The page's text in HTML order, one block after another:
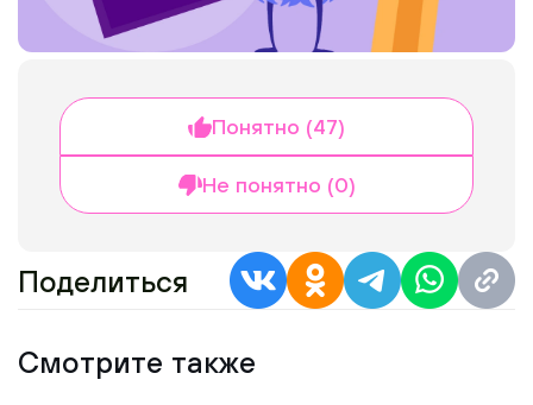
Понятно (47)
Не понятно (0)
Поделиться
Смотрите также